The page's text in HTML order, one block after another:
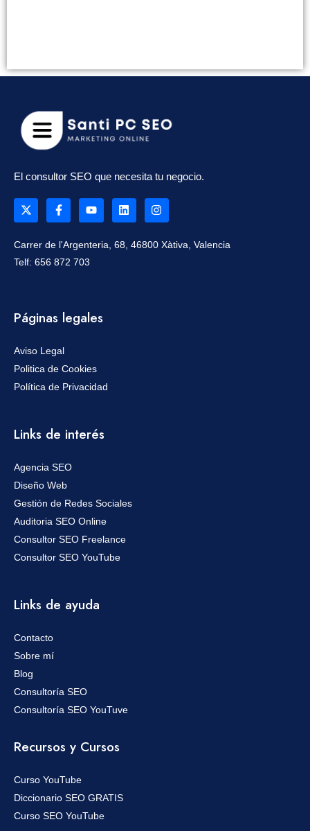
El consultor SEO que necesita tu negocio.
Carrer de l'Argenteria, 68, 46800 Xàtiva, Valencia
Telf: 656 872 703
Páginas legales
Aviso Legal
Politica de Cookies
Política de Privacidad
Links de interés
Agencia SEO
Diseño Web
Gestión de Redes Sociales
Auditoria SEO Online
Consultor SEO Freelance
Consultor SEO YouTube
Links de ayuda
Contacto
Sobre mí
Blog
Consultoría SEO
Consultoría SEO YouTuve
Recursos y Cursos
Curso YouTube
Diccionario SEO GRATIS
Curso SEO YouTube